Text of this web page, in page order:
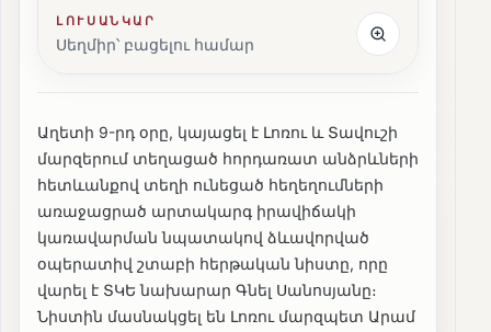
ԼՈՒՍԱՆԿԱՐ
Սեղմիր՝ բացելու համար
Աղետի 9-րդ օրը, կայացել է Լոռու և Տավուշի
մարզերում տեղացած հորդառատ անձրևների
հետևանքով տեղի ունեցած հեղեղումների
առաջացրած արտակարգ իրավիճակի
կառավարման նպատակով ձևավորված
օպերատիվ շտաբի հերթական նիստը, որը
վարել է ՏԿԵ նախարար Գնել Սանոսյանը։
Նիստին մասնակցել են Լոռու մարզպետ Արամ